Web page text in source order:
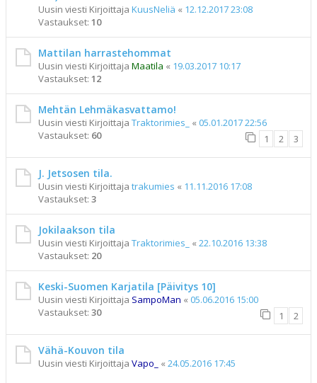
Uusin viesti Kirjoittaja KuusNeliä « 12.12.2017 23:08
Vastaukset: 10
Mattilan harrastehommat
Uusin viesti Kirjoittaja Maatila « 19.03.2017 10:17
Vastaukset: 12
Mehtän Lehmäkasvattamo!
Uusin viesti Kirjoittaja Traktorimies_ « 05.01.2017 22:56
Vastaukset: 60 1 2 3
J. Jetsosen tila.
Uusin viesti Kirjoittaja trakumies « 11.11.2016 17:08
Vastaukset: 3
Jokilaakson tila
Uusin viesti Kirjoittaja Traktorimies_ « 22.10.2016 13:38
Vastaukset: 20
Keski-Suomen Karjatila [Päivitys 10]
Uusin viesti Kirjoittaja SampoMan « 05.06.2016 15:00
Vastaukset: 30 1 2
Vähä-Kouvon tila
Uusin viesti Kirjoittaja Vapo_ « 24.05.2016 17:45